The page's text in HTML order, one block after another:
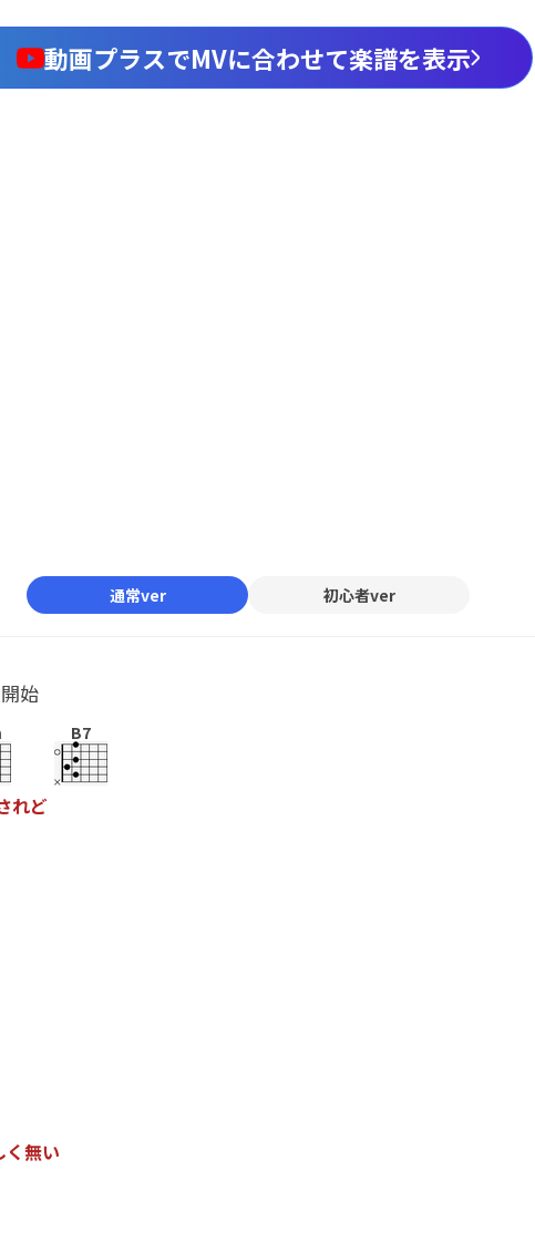
動画プラスでMVに合わせて楽譜を表示
通常ver 初心者ver
始
れど
B7
く無い